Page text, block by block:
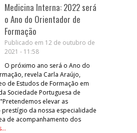
Medicina Interna: 2022 será
o Ano do Orientador de
Formação
Publicado em 12 de outubro de
2021 - 11:58
O próximo ano será o Ano do
revela Carla Araújo,
de Estudos de Formação em
Sociedade Portuguesa de
elevar as
prestígio da nossa especialidade
de acompanhamento dos